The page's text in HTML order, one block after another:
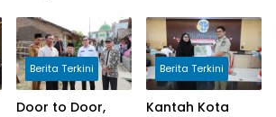
Pekerjaan
Program
Manunggal Air
Bersih di Desa
Umbele
Pelayanan Publik
yang Berkualitas
Bagi Masyarakat
Berita Terkini
Door to Door,
Berita Terkini
Kantah Kota